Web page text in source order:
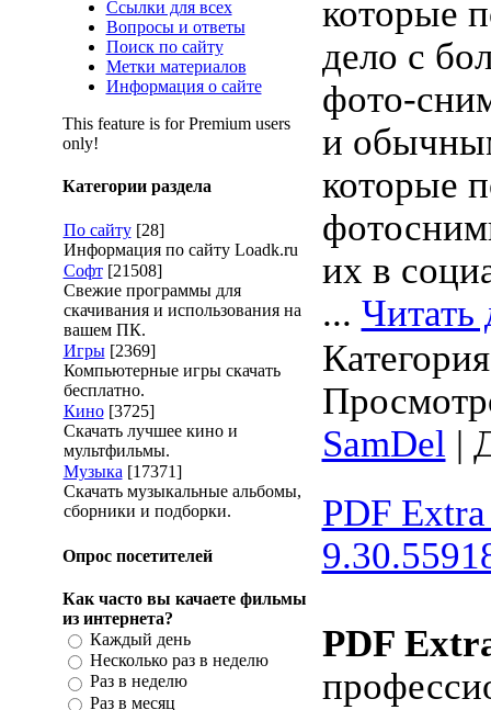
Ссылки для всех
Вопросы и ответы
Поиск по сайту
Метки материалов
Информация о сайте
This feature is for Premium users
only!
Категории раздела
По сайту [28]
Информация по сайту Loadk.ru
Софт [21508]
Свежие программы для
скачивания и использования на
вашем ПК.
Игры [2369]
Компьютерные игры скачать
бесплатно.
Кино [3725]
Скачать лучшее кино и
мультфильмы.
Музыка [17371]
Скачать музыкальные альбомы,
сборники и подборки.
Опрос посетителей
Как часто вы качаете фильмы
из интернета?
Каждый день
Несколько раз в неделю
Раз в неделю
Раз в месяц
которые
дело с
фото-
и
которые
их в
... Читать
SamDel |
PDF
PDF